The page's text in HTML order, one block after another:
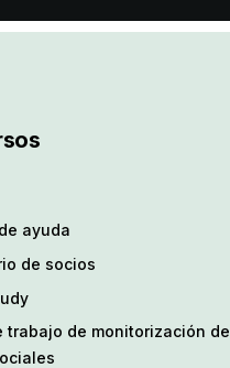
ayuda
de socios
trabajo de monitorización de